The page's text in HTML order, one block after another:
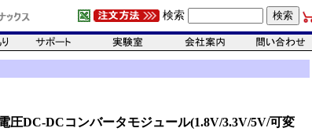
検索
圧DC-DCコンバータモジュール(1.8V/3.3V/5V/可変